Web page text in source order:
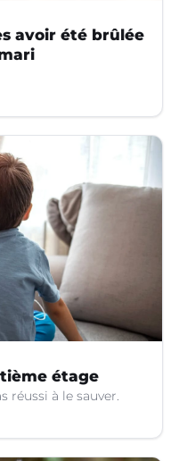
avoir été brûlée
étage
réussi à le sauver.